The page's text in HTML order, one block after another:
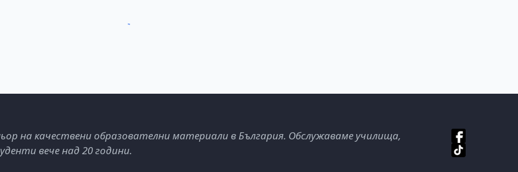
на качествени образователни материали в България. Обслужаваме училища,
вече над 20 години.